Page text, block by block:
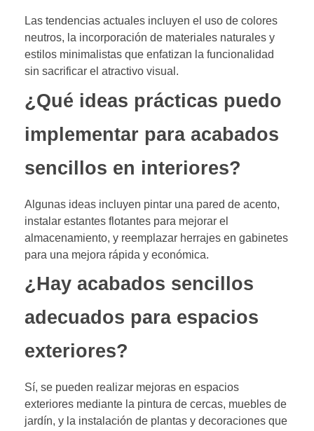
Las tendencias actuales incluyen el uso de colores
neutros, la incorporación de materiales naturales y
estilos minimalistas que enfatizan la funcionalidad
sin sacrificar el atractivo visual.
¿Qué ideas prácticas puedo
implementar para acabados
sencillos en interiores?
Algunas ideas incluyen pintar una pared de acento,
instalar estantes flotantes para mejorar el
almacenamiento, y reemplazar herrajes en gabinetes
para una mejora rápida y económica.
¿Hay acabados sencillos
adecuados para espacios
exteriores?
Sí, se pueden realizar mejoras en espacios
exteriores mediante la pintura de cercas, muebles de
jardín, y la instalación de plantas y decoraciones que